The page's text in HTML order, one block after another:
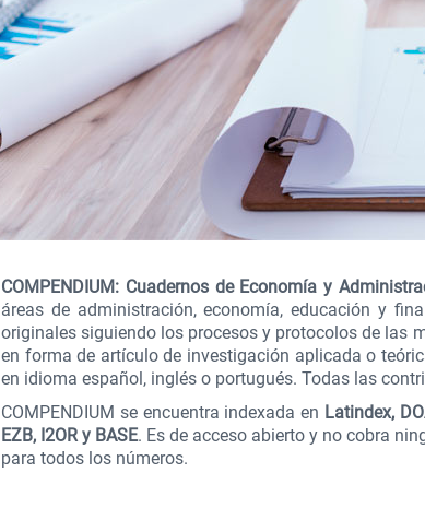
COMPENDIUM: Cuadernos de Economía y
áreas de administración, economía, educación y
originales siguiendo los procesos y protocolos de las
en forma de artículo de investigación aplicada o
en idioma español, inglés o portugués. Todas las
COMPENDIUM se encuentra indexada en Latindex,
EZB, I2OR y BASE. Es de acceso abierto y no cobra
para todos los números.